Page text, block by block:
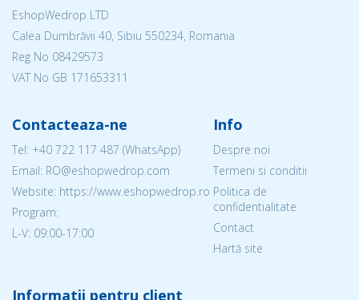
EshopWedrop LTD
Calea Dumbrăvii 40, Sibiu 550234, Romania
Reg No 08429573
VAT No GB 171653311
Contacteaza-ne
Tel: +40 722 117 487 (WhatsApp)
Email: RO@eshopwedrop.com
Website: https://www.eshopwedrop.ro
Program:
L-V: 09:00-17:00
Info
Despre noi
Termeni si conditii
Politica de
confidentialitate
Contact
Hartă site
Informatii pentru client